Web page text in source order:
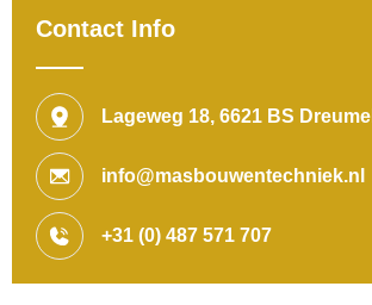
Contact Info
Lageweg 18, 6621 BS Dreumel
info@masbouwentechniek.nl
+31 (0) 487 571 707